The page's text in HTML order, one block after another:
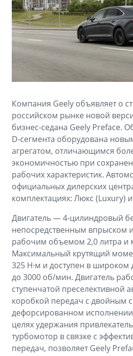
OKAVANGO
от 4
PREFACE
от 3 079 990 ₽* от 3
Аксессуары
Зарядные устройства
ФИНАНСЫ И УСЛУГИ
Страхование
GEELY Лизинг
Советы по эксплуатации
Спецпредложения
Помощь на дорогах
Сервисная книжка
Вопросы и ответы
Компания Geely объявляет о
российском рынке новой
бизнес-седана Geely Preface.
D-сегмента оборудована
агрегатом, отличающимся
экономичностью при
рабочих характеристик.
официальных дилерских
комплектациях: Люкс (Luxury)
Двигатель — 4-цилиндровый
непосредственным впрыском
рабочим объемом 2,0 литра и
Максимальный крутящий
325 Н·м и доступен в широком
до 3000 об/мин. Двигатель
ступенчатой преселективной
коробкой передач с двойным
дефорсированном
целях удержания
турбомотор в связке с
передач, позволяет Geely